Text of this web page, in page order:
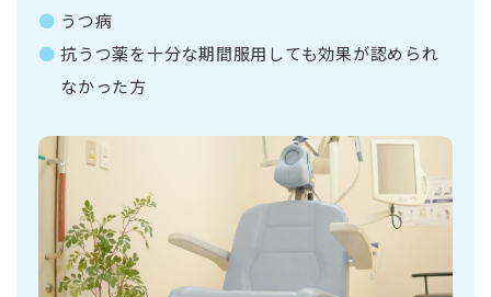
うつ病
抗うつ薬を十分な期間服用しても効果が認められ
なかった方